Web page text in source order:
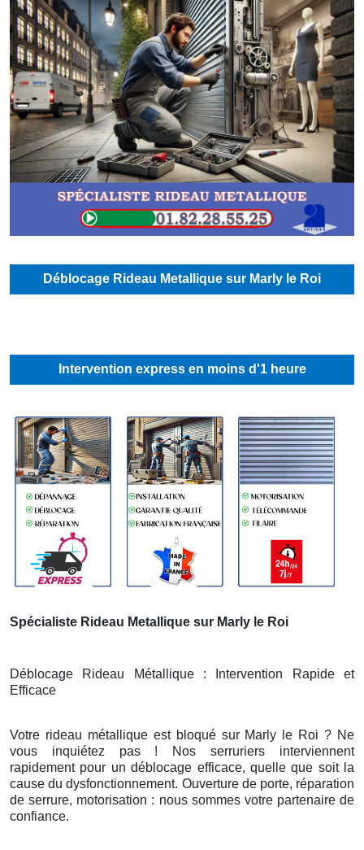
Déblocage Rideau Metallique sur Marly le Roi
Intervention express en moins d'1 heure
Spécialiste Rideau Metallique sur Marly le Roi
Déblocage Rideau Métallique : Intervention Rapide et
Efficace
Votre rideau métallique est bloqué sur Marly le Roi ? Ne
vous inquiétez pas ! Nos serruriers interviennent
rapidement pour un déblocage efficace, quelle que soit la
cause du dysfonctionnement. Ouverture de porte, réparation
de serrure, motorisation : nous sommes votre partenaire de
confiance.